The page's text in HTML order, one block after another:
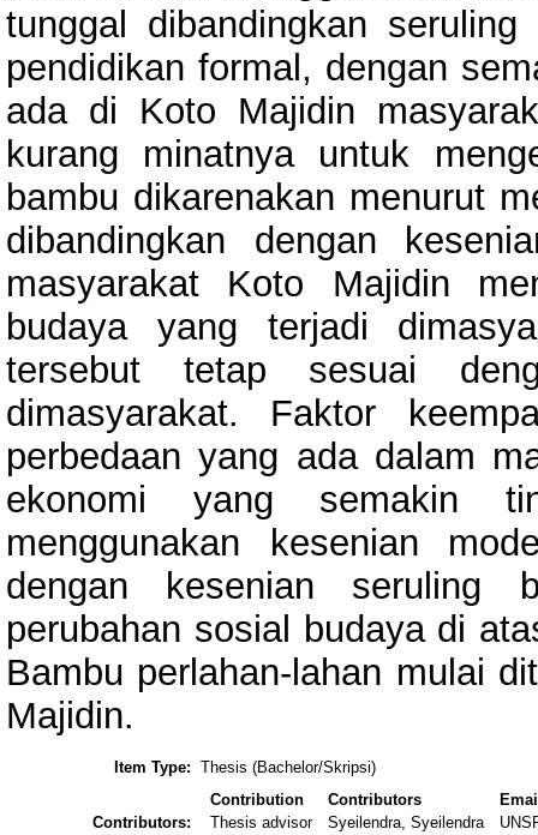
tunggal dibandingkan
pendidikan formal, dengan
ada di Koto Majidin
kurang minatnya untuk
bambu dikarenakan menurut
dibandingkan dengan
masyarakat Koto Majidin
budaya yang terjadi
tersebut tetap sesuai
dimasyarakat. Faktor
perbedaan yang ada dalam
ekonomi yang semakin
menggunakan kesenian
dengan kesenian seruling
perubahan sosial budaya di
Bambu perlahan-lahan mulai
Majidin.
Item Type: Thesis (Bachelor/Skripsi)
Contributors:
Contribution Contributors
Thesis advisor
Syeilendra, Syeilendra